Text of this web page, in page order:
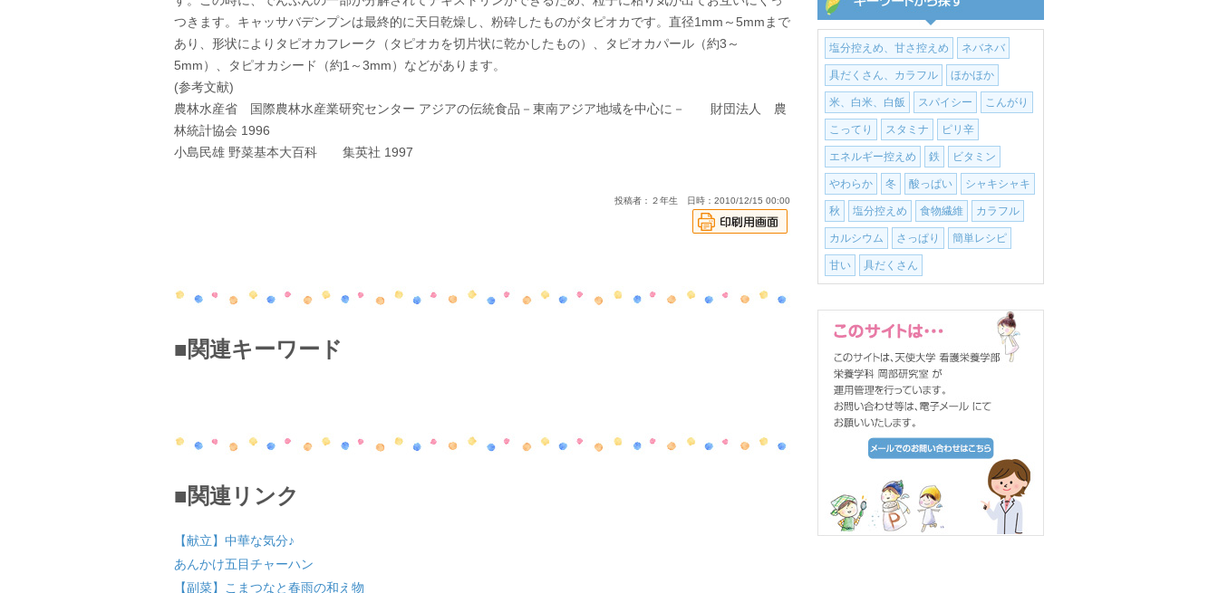
つきます。キャッサバデンプンは最終的に天日乾燥し、粉砕したものがタピオカです。直径1mm～5mmまで
あり、形状によりタピオカフレーク（タピオカを切片状に乾かしたもの）、タピオカパール（約3～
5mm）、タピオカシード（約1～3mm）などがあります。
(参考文献)
農林水産省 国際農林水産業研究センター アジアの伝統食品－東南アジア地域を中心に－ 財団法人 農
林統計協会 1996
小島民雄 野菜基本大百科 集英社 1997
投稿者：２年生 日時：2010/12/15 00:00
■関連キーワード
■関連リンク
【献立】中華な気分♪
あんかけ五目チャーハン
【副菜】こまつなと春雨の和え物
塩分控えめ、甘さ控えめ ネバネバ
具だくさん、カラフル ほかほか
米、白米、白飯 スパイシー こんがり
こってり スタミナ ピリ辛
エネルギー控えめ 鉄 ビタミン
やわらか 冬 酸っぱい シャキシャキ
秋 塩分控えめ 食物繊維 カラフル
カルシウム さっぱり 簡単レシピ
甘い 具だくさん